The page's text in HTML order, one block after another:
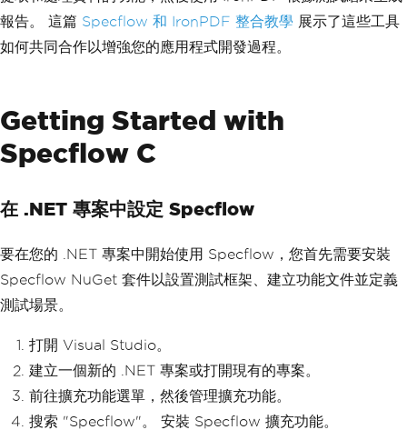
報告。 這篇 Specflow 和 IronPDF 整合教學 展示了這些工具
如何共同合作以增強您的應用程式開發過程。
Getting Started with
Specflow C
在 .NET 專案中設定 Specflow
要在您的 .NET 專案中開始使用 Specflow，您首先需要安裝
Specflow NuGet 套件以設置測試框架、建立功能文件並定義
測試場景。
打開 Visual Studio。
建立一個新的 .NET 專案或打開現有的專案。
前往擴充功能選單，然後管理擴充功能。
搜索 "Specflow"。 安裝 Specflow 擴充功能。